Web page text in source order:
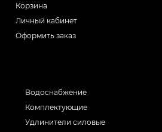
Корзина
Личный кабинет
Оформить заказ
Водоснабжение
Комплектующие
Удлинители силовые